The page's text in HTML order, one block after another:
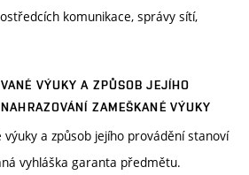
komunikace, správy sítí,
VÝUKY A ZPŮSOB JEJÍHO
ZAMEŠKANÉ VÝUKY
a způsob jejího provádění stanoví
vyhláška garanta předmětu.